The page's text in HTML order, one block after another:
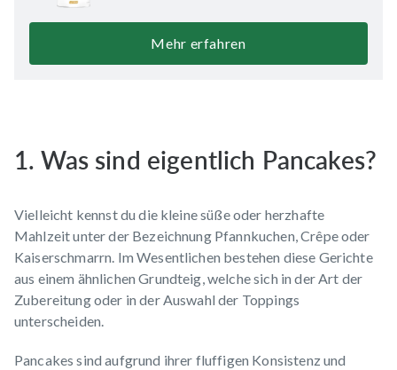
Mehr erfahren
1. Was sind eigentlich Pancakes?
Vielleicht kennst du die kleine süße oder herzhafte
Mahlzeit unter der Bezeichnung Pfannkuchen, Crêpe oder
Kaiserschmarrn. Im Wesentlichen bestehen diese Gerichte
aus einem ähnlichen Grundteig, welche sich in der Art der
Zubereitung oder in der Auswahl der Toppings
unterscheiden.
Pancakes sind aufgrund ihrer fluffigen Konsistenz und